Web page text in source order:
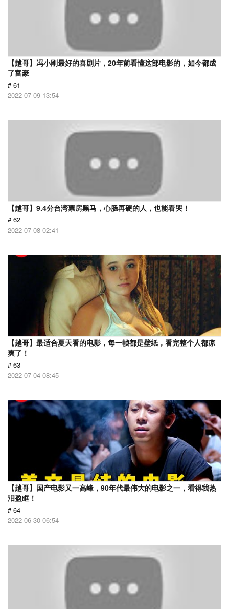
【越哥】冯小刚最好的喜剧片，20年前看懂这部电影的，如今都成
了富豪
# 61
2022-07-09 13:54
【越哥】9.4分台湾票房黑马，心肠再硬的人，也能看哭！
# 62
2022-07-08 02:41
【越哥】最适合夏天看的电影，每一帧都是壁纸，看完整个人都凉
爽了！
# 63
2022-07-04 08:45
【越哥】国产电影又一高峰，90年代最伟大的电影之一，看得我热
泪盈眶！
# 64
2022-06-30 06:54